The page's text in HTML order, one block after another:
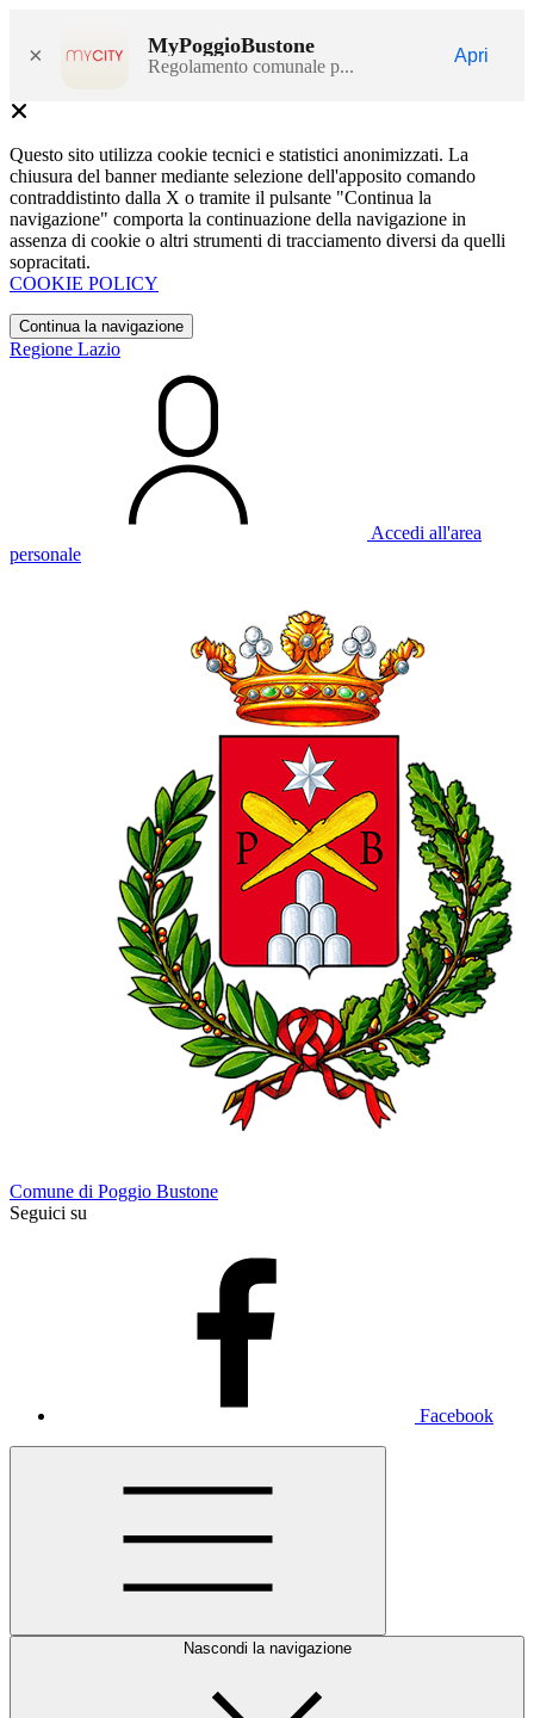
× MyPoggioBustone
Regolamento comunale p...
Apri
Questo sito utilizza cookie tecnici e statistici anonimizzati. La
chiusura del banner mediante selezione dell'apposito comando
contraddistinto dalla X o tramite il pulsante "Continua la
navigazione" comporta la continuazione della navigazione in
assenza di cookie o altri strumenti di tracciamento diversi da quelli
sopracitati.
COOKIE POLICY
Continua la navigazione
Regione Lazio
Accedi all'area
personale
Comune di Poggio Bustone
Seguici su
Facebook
Nascondi la navigazione